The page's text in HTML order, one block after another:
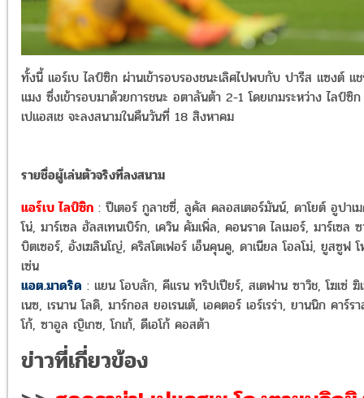
ทั้งนี้ แอร์เบ ไลป์ซิก ผ่านเข้ารอบรองชนะเลิศไปพบกับ ปารีส แซงต์ แ
แมง ซึ่งเข้ารอบมาด้วยการชนะ อตาลันต้า 2-1 โดยเกมระหว่าง ไลป์ซิ
เปแอสเช จะลงสนามในคืนวันที่ 18 สิงหาคม
รายชื่อผู้เล่นตัวจริงที่ลงสนาม
แอร์เบ ไลป์ซิก : ปีเตอร์ กูลาชซี่, ลูคัส คลอสเตอร์มันน์, ดาโยต์ อูปาเ
โน่, มาร์เซล ฮัลสเทนเบิร์ก, เควิน คัมเพิ่ล, คอนราด ไลเมอร์, มาร์เซล
บิตเซอร์, อังเฆลินโญ่, คริสโตเฟอร์ เอ็นคุนคู, ดาเนียล โอลโม่, ยูสซูฟ
เซ่น
แอต.มาดริด : แยน โอบลัก, คีแรน ทริปเปียร์, สเตฟาน ซาวิช, โฆเซ่ ฆิ
เนซ, เรนาน โลดิ, มาร์กอส ยอเรนเต้, เอคตอร์ เอร์เรร่า, ยานนิก คาร์ร
โก้, ซาอูล ญิเกซ, โกเก้, ดีเอโก้ คอสต้า
ข่าวที่เกี่ยวข้อง